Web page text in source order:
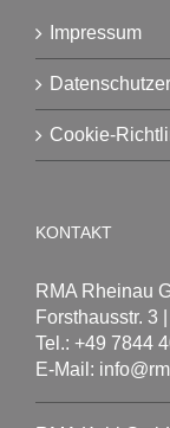
Impressum
Cookie-
KONTAKT
RMA Rheinau
Forsthausstr. 3
Tel.: +49 7844
E-Mail: